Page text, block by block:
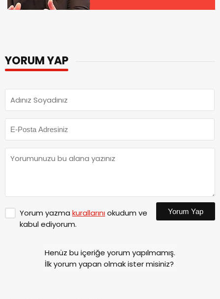
YORUM YAP
Yorum yazma kurallarınıokudum ve
kabul ediyorum.
Yorum Yap
Henüz bu içeriğe yorum yapılmamış.
İlk yorum yapan olmak ister misiniz?